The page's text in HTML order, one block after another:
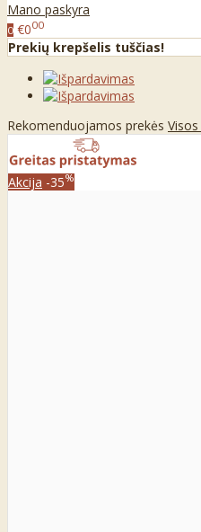
Mano paskyra
0 €000
Prekių krepšelis tuščias!
Rekomenduojamos prekės
Akcija -35%